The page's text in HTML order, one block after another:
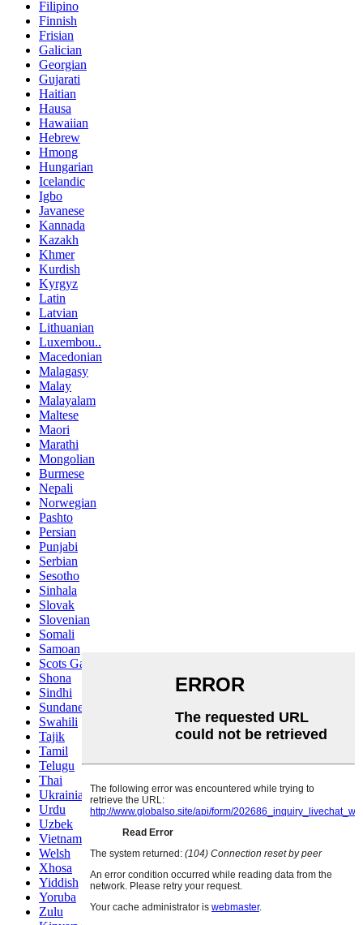
Filipino
Finnish
Frisian
Galician
Georgian
Gujarati
Haitian
Hausa
Hawaiian
Hebrew
Hmong
Hungarian
Icelandic
Igbo
Javanese
Kannada
Kazakh
Khmer
Kurdish
Kyrgyz
Latin
Latvian
Lithuanian
Luxembou..
Macedonian
Malagasy
Malay
Malayalam
Maltese
Maori
Marathi
Mongolian
Burmese
Nepali
Norwegian
Pashto
Persian
Punjabi
Serbian
Sesotho
Sinhala
Slovak
Slovenian
Somali
Samoan
Scots Gaelic
Shona
Sindhi
Sundanese
Swahili
Tajik
Tamil
Telugu
Thai
Ukrainian
Urdu
Uzbek
Vietnamese
Welsh
Xhosa
Yiddish
Yoruba
Zulu